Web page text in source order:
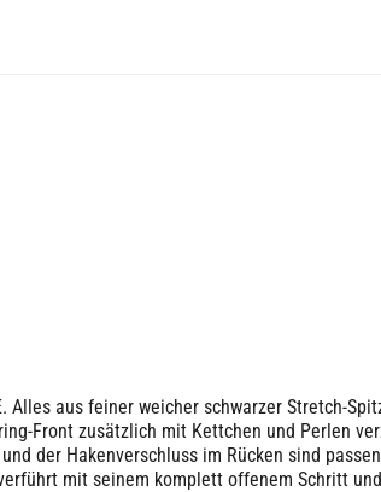
Alles aus feiner weicher schwarzer Stretch-
Front zusätzlich mit Kettchen und Perlen
der Hakenverschluss im Rücken sind
mit seinem komplett offenem Schritt